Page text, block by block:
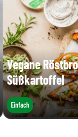
Vegane
Süßkartoffel
Einfach